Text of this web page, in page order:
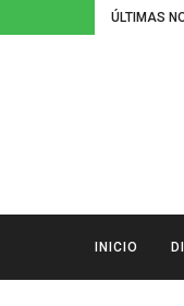
ÚLTIMAS
INICIO